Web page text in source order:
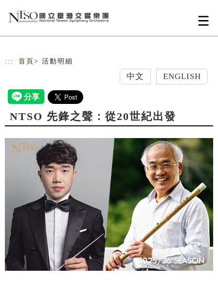
::: 首頁 > 活動明細
中文 ENGLISH
NTSO 先鋒之聲：從20世紀出發